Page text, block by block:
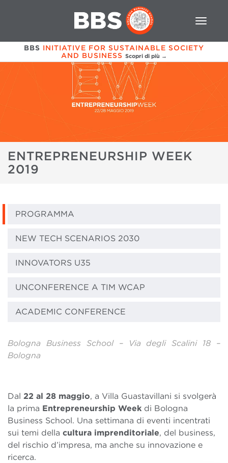
BBS INITIATIVE FOR SUSTAINABLE SOCIETY
AND BUSINESS Scopri di più →
ENTREPRENEURSHIP WEEK
2019
PROGRAMMA
NEW TECH SCENARIOS 2030
INNOVATORS U35
UNCONFERENCE A TIM WCAP
ACADEMIC CONFERENCE
Bologna Business School – Via degli Scalini 18 –
Bologna
Dal 22 al 28 maggio, a Villa Guastavillani si svolgerà
la prima Entrepreneurship Week di Bologna
Business School. Una settimana di eventi incentrati
sui temi della cultura imprenditoriale, del business,
del rischio d’impresa, ma anche su innovazione e
ricerca.